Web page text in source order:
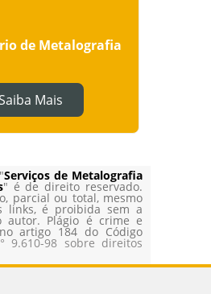
de Metalografia
Mais
Serviços de Metalografia
" é de direito reservado.
parcial ou total, mesmo
links, é proibida sem a
autor. Plágio é crime e
artigo 184 do Código
9.610-98 sobre direitos